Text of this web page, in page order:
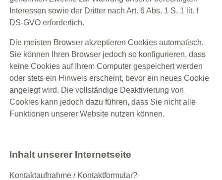
Interessen sowie der Dritter nach Art. 6 Abs. 1 S. 1 lit. f
DS-GVO erforderlich.
Die meisten Browser akzeptieren Cookies automatisch.
Sie können Ihren Browser jedoch so konfigurieren, dass
keine Cookies auf Ihrem Computer gespeichert werden
oder stets ein Hinweis erscheint, bevor ein neues Cookie
angelegt wird. Die vollständige Deaktivierung von
Cookies kann jedoch dazu führen, dass Sie nicht alle
Funktionen unserer Website nutzen können.
Inhalt unserer Internetseite
Kontaktaufnahme / Kontaktformular?